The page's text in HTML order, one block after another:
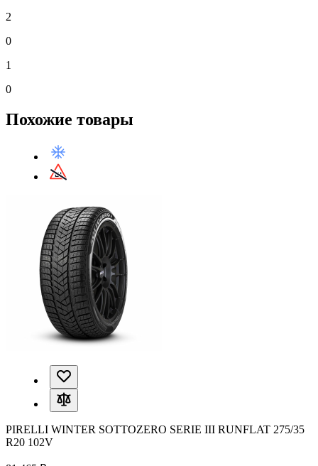
2
0
1
0
Похожие товары
PIRELLI WINTER SOTTOZERO SERIE III RUNFLAT 275/35
R20 102V